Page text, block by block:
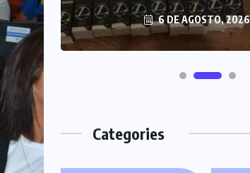
5 DE AGOSTO, 2026
Categories